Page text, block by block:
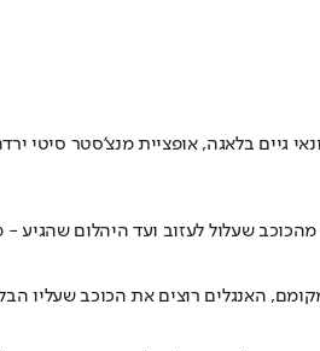
גיים בלאגה, אופציית מנצ'סטר
שעלול לעזוב ועד היהלום שהגיע -
דורשים כ-100 מיליון יורו: "פפ גווארדיולה